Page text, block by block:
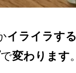
イライラする
で変わります。